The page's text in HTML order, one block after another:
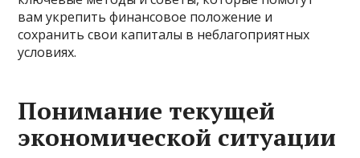
вам укрепить финансовое положение и
сохранить свои капиталы в неблагоприятных
условиях.
Понимание текущей
экономической ситуации